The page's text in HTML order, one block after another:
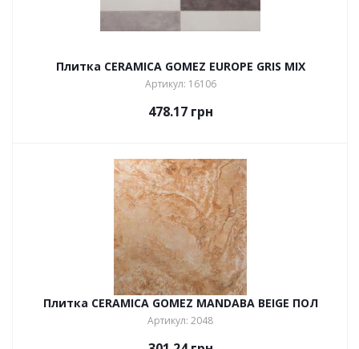
Плитка CERAMICA GOMEZ EUROPE GRIS MIX
Артикул: 16106
478.17грн
Плитка CERAMICA GOMEZ MANDABA BEIGE ПОЛ
Артикул: 2048